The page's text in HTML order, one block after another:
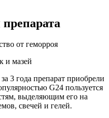
и мазей
3 года препарат приобрели
G24 пользуется
выделяющим его на
свечей и гелей.